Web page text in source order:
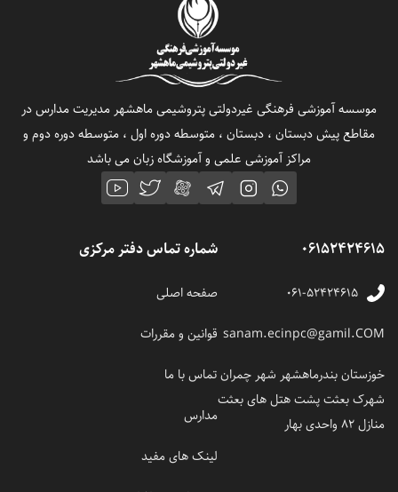
06152424615
۰۶۱-۵۲۴۲۴۶۱۵
sanam.ecinpc@gamil.COM
خوزستان بندرماهشهر شهر چمران
شهرک بعثت پشت هتل های بعثت
منازل 82 واحدی بهار
موسسه آموزشی فرهنگی غیردولتی پتروشیمی ماهشهر مدیریت مدارس در
مقاطع پیش دبستان ، دبستان ، متوسطه دوره اول ، متوسطه دوره دوم و
مراکز آموزشی علمی و آموزشگاه زبان می باشد
شماره تماس دفتر مرکزی
صفحه اصلی
قوانین و مقررات
تماس با ما
مدارس
لینک های مفید